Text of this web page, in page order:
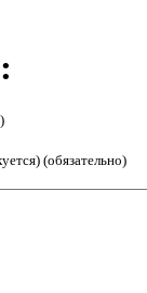
(обязательно)